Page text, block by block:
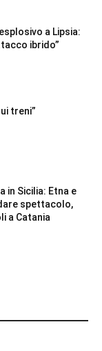
a Lipsia:
ibrido”
treni”
in Sicilia: Etna e
spettacolo,
a Catania